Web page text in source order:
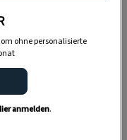
muss jeder
ohne personalisierte
anmelden.